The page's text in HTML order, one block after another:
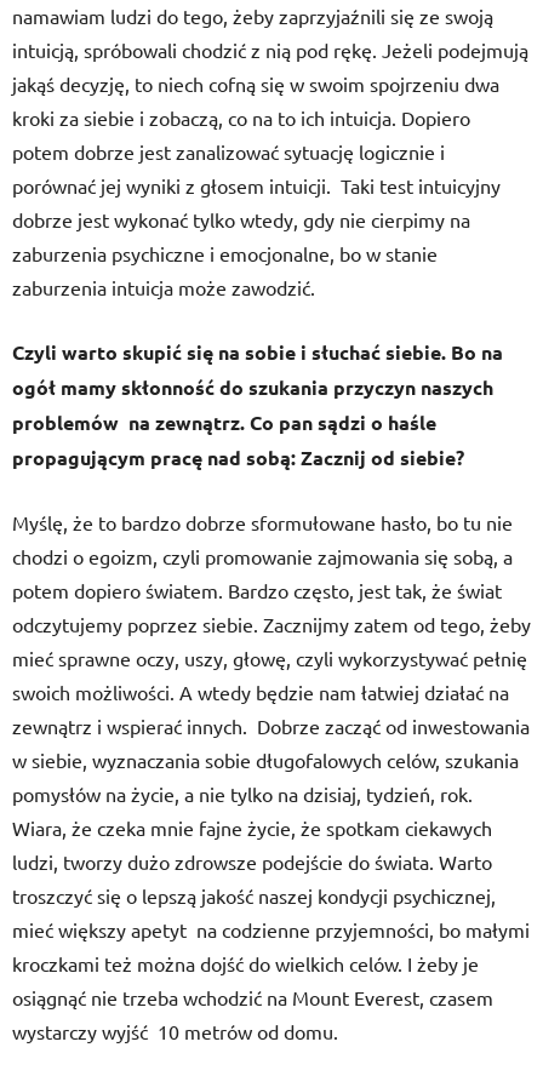
namawiam ludzi do tego, żeby zaprzyjaźnili się ze swoją
intuicją, spróbowali chodzić z nią pod rękę. Jeżeli podejmują
jakąś decyzję, to niech cofną się w swoim spojrzeniu dwa
kroki za siebie i zobaczą, co na to ich intuicja. Dopiero
potem dobrze jest zanalizować sytuację logicznie i
porównać jej wyniki z głosem intuicji. Taki test intuicyjny
dobrze jest wykonać tylko wtedy, gdy nie cierpimy na
zaburzenia psychiczne i emocjonalne, bo w stanie
zaburzenia intuicja może zawodzić.
Czyli warto skupić się na sobie i słuchać siebie. Bo na
ogół mamy skłonność do szukania przyczyn naszych
problemów na zewnątrz. Co pan sądzi o haśle
propagującym pracę nad sobą: Zacznij od siebie?
Myślę, że to bardzo dobrze sformułowane hasło, bo tu nie
chodzi o egoizm, czyli promowanie zajmowania się sobą, a
potem dopiero światem. Bardzo często, jest tak, że świat
odczytujemy poprzez siebie. Zacznijmy zatem od tego, żeby
mieć sprawne oczy, uszy, głowę, czyli wykorzystywać pełnię
swoich możliwości. A wtedy będzie nam łatwiej działać na
zewnątrz i wspierać innych. Dobrze zacząć od inwestowania
w siebie, wyznaczania sobie długofalowych celów, szukania
pomysłów na życie, a nie tylko na dzisiaj, tydzień, rok.
Wiara, że czeka mnie fajne życie, że spotkam ciekawych
ludzi, tworzy dużo zdrowsze podejście do świata. Warto
troszczyć się o lepszą jakość naszej kondycji psychicznej,
mieć większy apetyt na codzienne przyjemności, bo małymi
kroczkami też można dojść do wielkich celów. I żeby je
osiągnąć nie trzeba wchodzić na Mount Everest, czasem
wystarczy wyjść 10 metrów od domu.